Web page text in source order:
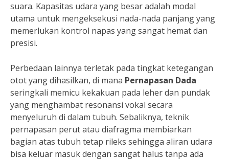
suara. Kapasitas udara yang besar adalah modal
utama untuk mengeksekusi nada-nada panjang yang
memerlukan kontrol napas yang sangat hemat dan
presisi.
Perbedaan lainnya terletak pada tingkat ketegangan
otot yang dihasilkan, di mana Pernapasan Dada
seringkali memicu kekakuan pada leher dan pundak
yang menghambat resonansi vokal secara
menyeluruh di dalam tubuh. Sebaliknya, teknik
pernapasan perut atau diafragma membiarkan
bagian atas tubuh tetap rileks sehingga aliran udara
bisa keluar masuk dengan sangat halus tanpa ada